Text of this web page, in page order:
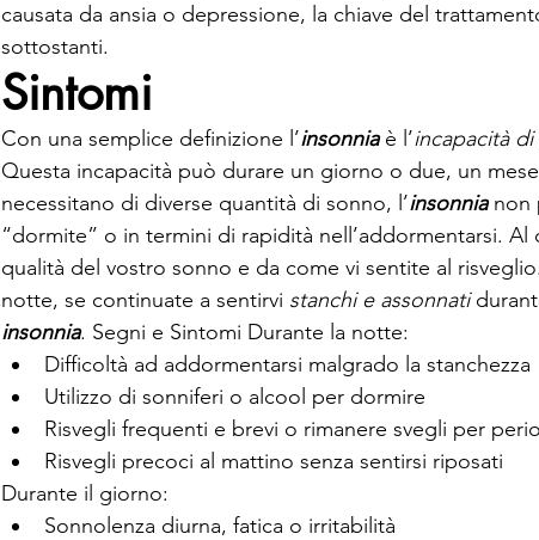
causata da ansia o depressione, la chiave del
sottostanti.
Sintomi
Con una semplice definizione l’insonnia è l’incapacità
Questa incapacità può durare un giorno o due, un
necessitano di diverse quantità di sonno, l’insonnia non
“dormite” o in termini di rapidità nell’addormentarsi.
qualità del vostro sonno e da come vi sentite al
notte, se continuate a sentirvi stanchi e assonnati
insonnia. Segni e Sintomi Durante la notte:
Difficoltà ad addormentarsi malgrado la stanchezza
Utilizzo di sonniferi o alcool per dormire
Risvegli frequenti e brevi o rimanere svegli per
Risvegli precoci al mattino senza sentirsi riposati
Durante il giorno:
Sonnolenza diurna, fatica o irritabilità